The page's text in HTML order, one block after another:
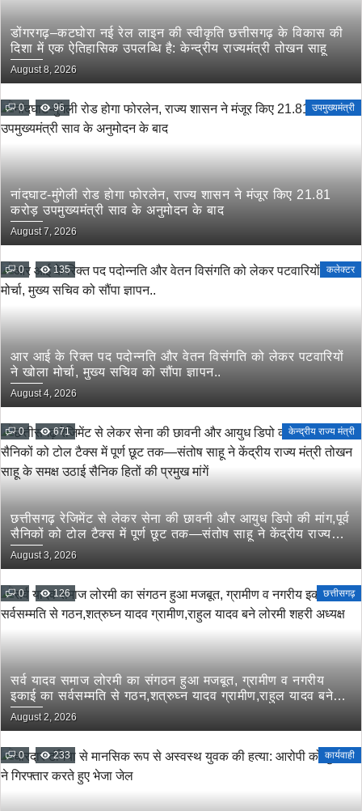
डोंगरगढ़–कटघोरा नई रेल लाइन की स्वीकृति छत्तीसगढ़ के विकास की
दिशा में एक ऐतिहासिक उपलब्धि है: केन्द्रीय राज्यमंत्री तोखन साहू
August 8, 2026
0 96 उपमुख्यमंत्री
नांदघाट-मुंगेली रोड होगा फोरलेन, राज्य शासन ने मंजूर किए 21.81
करोड़ उपमुख्यमंत्री साव के अनुमोदन के बाद
August 7, 2026
0 135 कलेक्टर
आर आई के रिक्त पद पदोन्नति और वेतन विसंगति को लेकर पटवारियों
ने खोला मोर्चा, मुख्य सचिव को सौंपा ज्ञापन..
August 4, 2026
0 671 केन्द्रीय राज्य मंत्री
छत्तीसगढ़ रेजिमेंट से लेकर सेना की छावनी और आयुध डिपो की मांग,पूर्व
सैनिकों को टोल टैक्स में पूर्ण छूट तक—संतोष साहू ने केंद्रीय राज्य
मंत्री तोखन साहू के समक्ष उठाई सैनिक हितों की प्रमुख मांगें
August 3, 2026
0 126 छत्तीसगढ़
सर्व यादव समाज लोरमी का संगठन हुआ मजबूत, ग्रामीण व नगरीय
इकाई का सर्वसम्मति से गठन,शत्रुघ्न यादव ग्रामीण,राहुल यादव बने
लोरमी शहरी अध्यक्ष
August 2, 2026
0 233 कार्यवाही